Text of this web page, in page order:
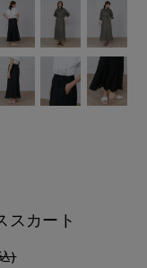
スカート
)